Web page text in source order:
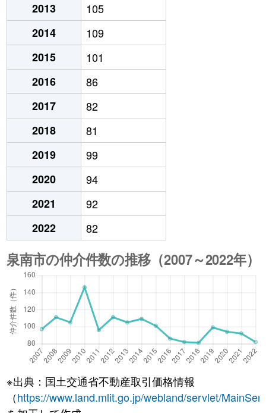
2013
105
2014
109
2015
101
2016
86
2017
82
2018
81
2019
99
2020
94
2021
92
2022
82
※出典：国土交通省不動産取引価格情報
（https://www.land.mlit.go.jp/webland/servlet/